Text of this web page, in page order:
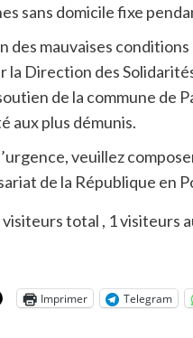
sans domicile fixe
des mauvaises
la Direction des
de la commune de
aux plus démunis.
veuillez
de la République en
visiteurs total , 1 visiteurs
Imprimer Telegram